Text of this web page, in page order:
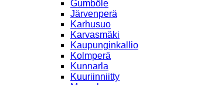
Gumböle
Järvenperä
Karhusuo
Karvasmäki
Kaupunginkallio
Kolmperä
Kunnarla
Kuuriinniitty